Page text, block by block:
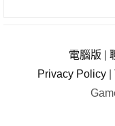
電腦版
Privacy Policy